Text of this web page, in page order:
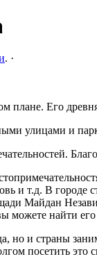
. ·
плане. Его
улицами и
и т.д. В
Майдан
можете найти его
но и страны
посетить